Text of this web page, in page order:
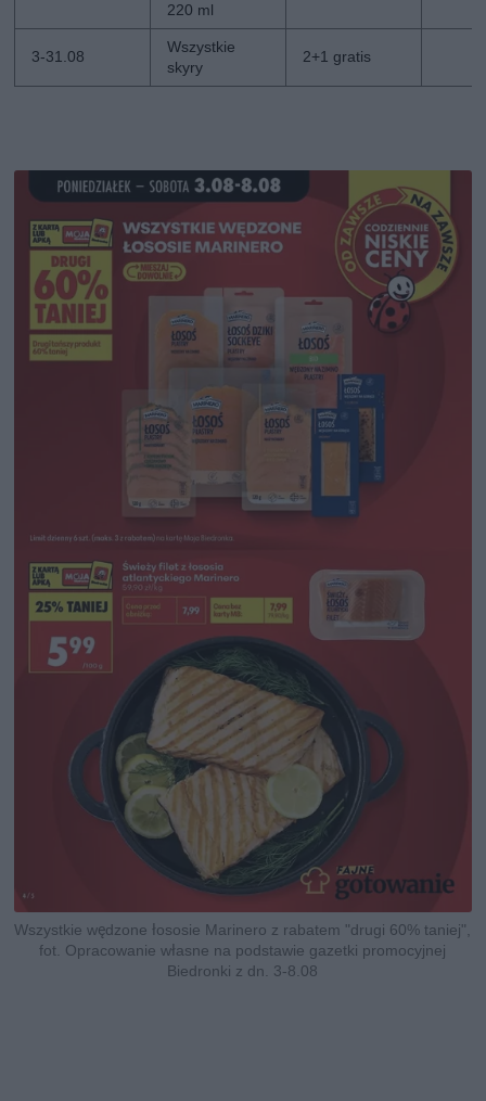
220 ml
3-31.08
Wszystkie
skyry
2+1 gratis
Wszystkie wędzone łososie Marinero z rabatem "drugi 60% taniej",
fot. Opracowanie własne na podstawie gazetki promocyjnej
Biedronki z dn. 3-8.08